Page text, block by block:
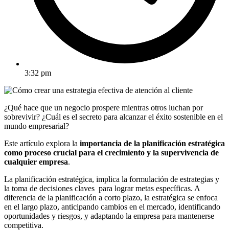
3:32 pm
¿Qué hace que un negocio prospere mientras otros luchan por
sobrevivir? ¿Cuál es el secreto para alcanzar el éxito sostenible en el
mundo empresarial?
Este artículo explora la importancia de la planificación estratégica
como proceso crucial para el crecimiento y la supervivencia de
cualquier empresa.
La planificación estratégica, implica la formulación de estrategias y
la toma de decisiones claves para lograr metas específicas. A
diferencia de la planificación a corto plazo, la estratégica se enfoca
en el largo plazo, anticipando cambios en el mercado, identificando
oportunidades y riesgos, y adaptando la empresa para mantenerse
competitiva.